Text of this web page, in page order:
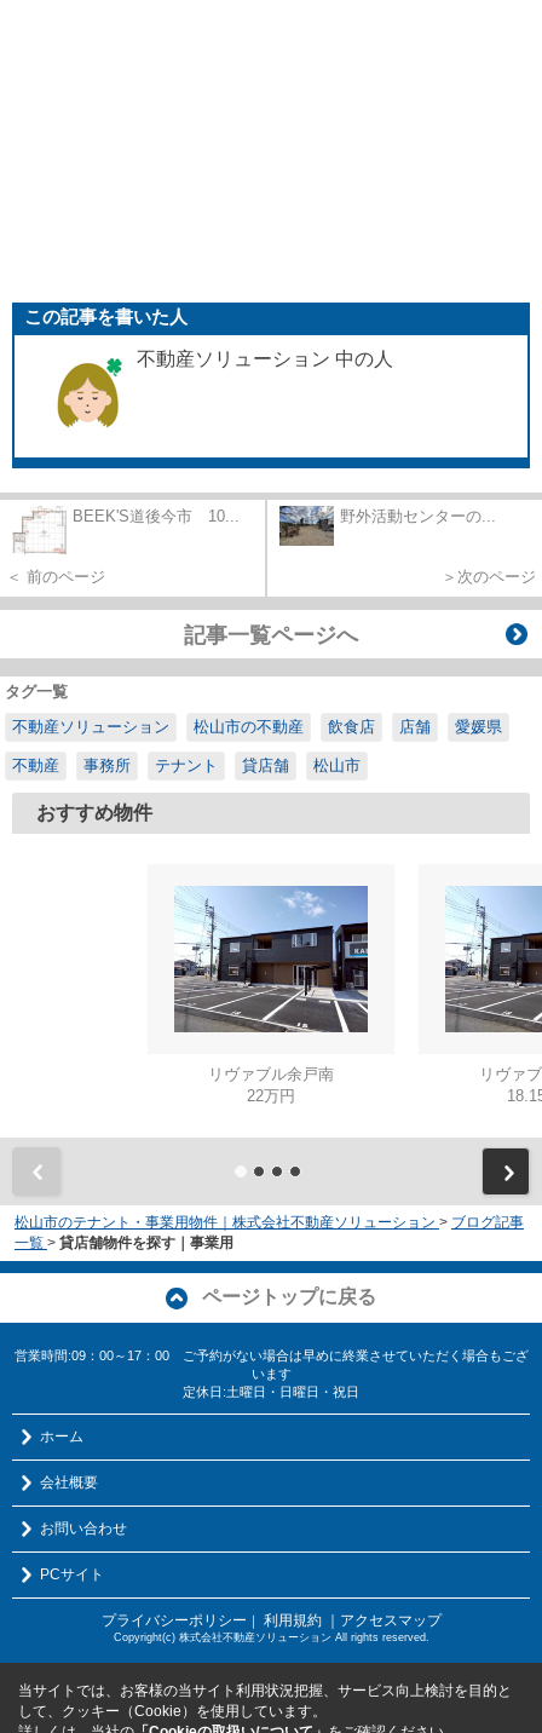
この記事を書いた人
不動産ソリューション 中の人
BEEK'S道後今市 10...
＜ 前のページ
野外活動センターの...
＞次のページ
記事一覧ページへ
タグ一覧
不動産ソリューション
松山市の不動産 飲食店 店舗 愛媛県
不動産 事務所 テナント 貸店舗 松山市
おすすめ物件
リヴァブル余戸南
22万円
リヴァ
松山市のテナント・事業用物件｜株式会社不動産ソリューション > ブログ記事
一覧 > 貸店舗物件を探す｜事業用
ページトップに戻る
営業時間:09：00～17：00 ご予約がない場合は早めに終業させていただく場合もござ
います
定休日:土曜日・日曜日・祝日
ホーム
会社概要
お問い合わせ
PCサイト
プライバシーポリシー ｜ 利用規約 ｜アクセスマップ
Copyright(c) 株式会社不動産ソリューション All rights reserved.
当サイトでは、お客様の当サイト利用状況把握、サービス向上検討を目的と
して、クッキー（Cookie）を使用しています。